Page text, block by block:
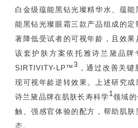
白金级蕴能黑钻光璨精华水、蕴能
能黑钻光璨眼霜三款产品组成的定
著降低受试者的可视年龄，且效果
该套护肤方案依托雅诗兰黛品牌
SIRTIVITY-LP™3 ，通过改善关
现可视年龄逆转效果。上述研究成
诗兰黛品牌在肌肤长寿科学1领域
触、强感官体验的配方，帮助肌肤
态。